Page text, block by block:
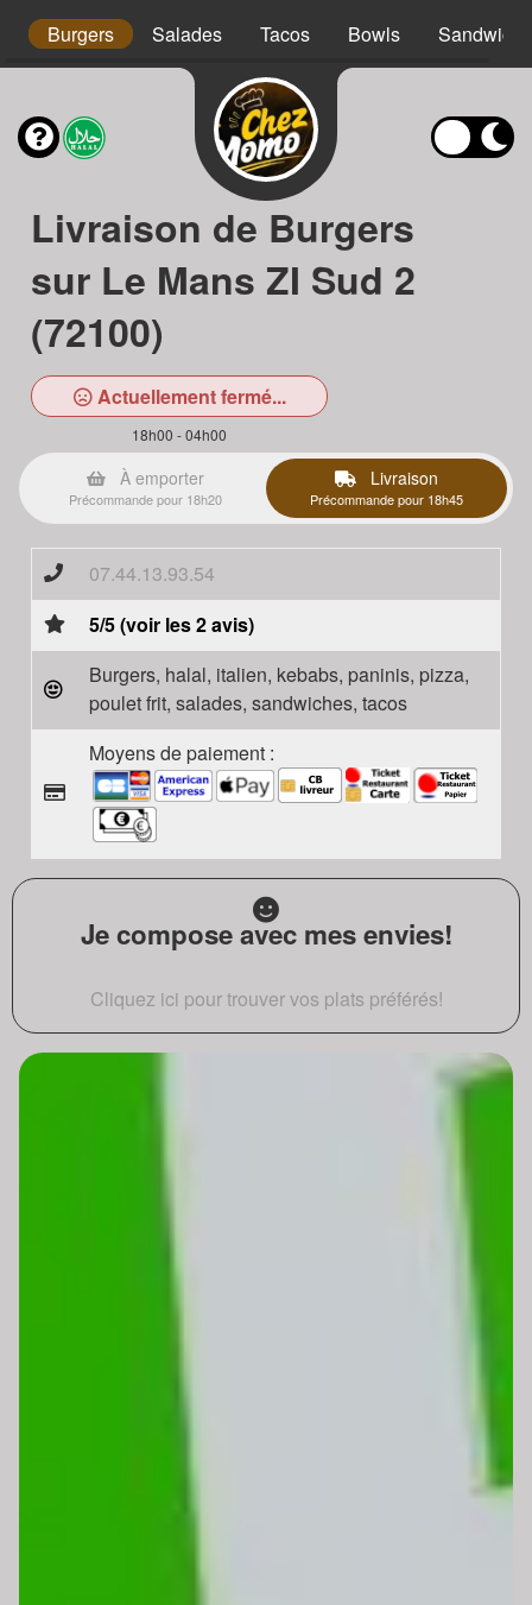
Burgers Salades Tacos Bowls Sandwichs
Livraison de Burgers
sur Le Mans ZI Sud 2
(72100)
Actuellement fermé...
18h00 - 04h00
À emporter
Précommande pour 18h20
Livraison
Précommande pour 18h45
07.44.13.93.54
5/5 (voir les 2 avis)
Burgers, halal, italien, kebabs, paninis, pizza,
poulet frit, salades, sandwiches, tacos
Moyens de paiement :
Je compose avec mes envies!
Cliquez ici pour trouver vos plats préférés!